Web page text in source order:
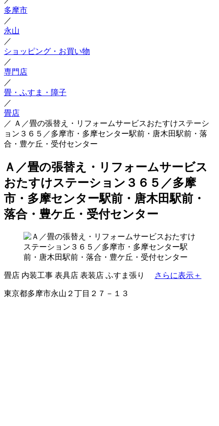
多摩市
／
永山
／
ショッピング・お買い物
／
専門店
／
畳・ふすま・障子
／
畳店
／ Ａ／畳の張替え・リフォームサービスおたすけステーシ
ョン３６５／多摩市・多摩センター駅前・唐木田駅前・落
合・豊ケ丘・受付センター
Ａ／畳の張替え・リフォームサービス
おたすけステーション３６５／多摩
市・多摩センター駅前・唐木田駅前・
落合・豊ケ丘・受付センター
畳店 内装工事 表具店 表装店 ふすま張り さらに表示＋
東京都多摩市永山２丁目２７－１３